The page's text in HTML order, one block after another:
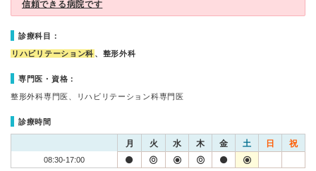
信頼できる病院です
診療科目：
リハビリテーション科 、整形外科
専門医・資格：
整形外科専門医、リハビリテーション科専門医
診療時間
月 火 水 木 金 土 日 祝
08:30-17:00